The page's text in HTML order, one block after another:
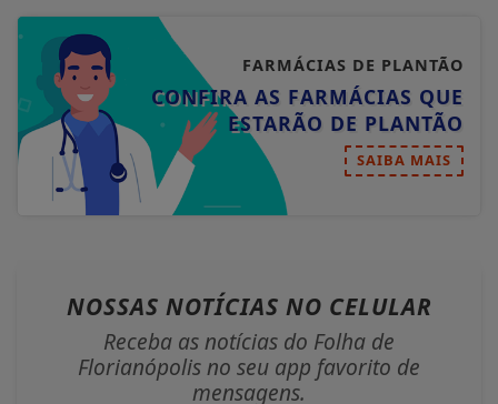
FARMÁCIAS DE PLANTÃO
CONFIRA AS FARMÁCIAS QUE
ESTARÃO DE PLANTÃO
SAIBA MAIS
NOSSAS NOTÍCIAS NO CELULAR
Receba as notícias do Folha de
Florianópolis no seu app favorito de
mensagens.